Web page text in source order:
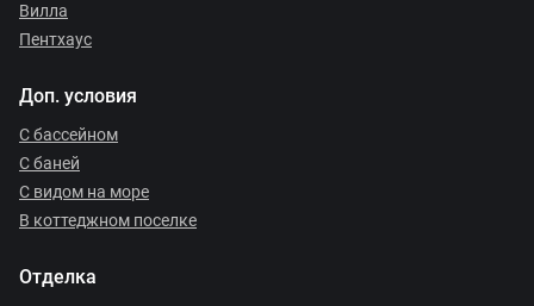
Вилла
Пентхаус
Доп. условия
С бассейном
С баней
С видом на море
В коттеджном поселке
Отделка